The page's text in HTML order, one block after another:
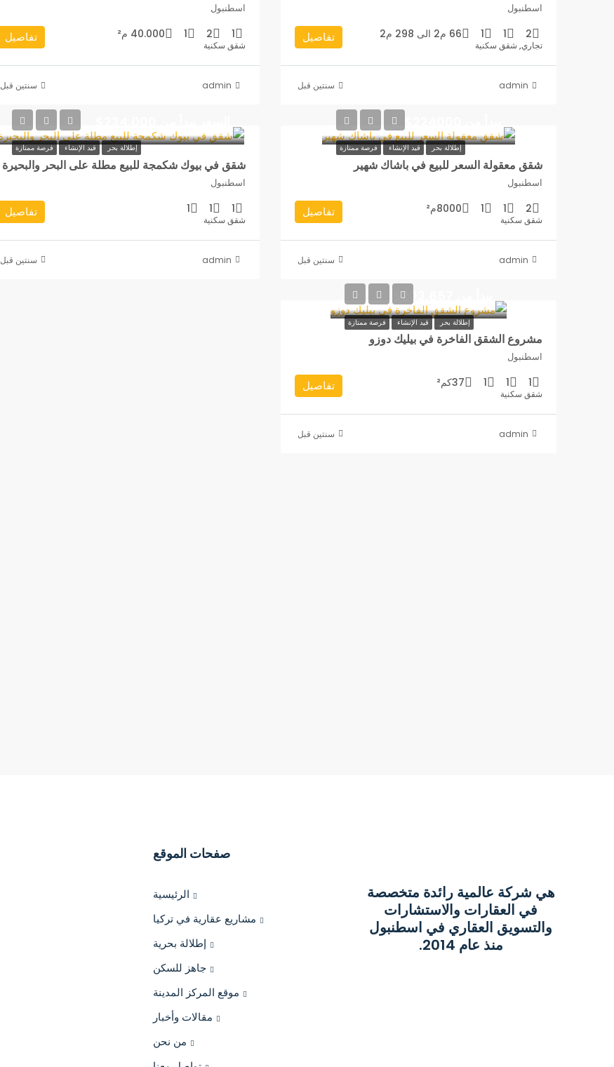
اسطنبول
2
1
1 66 م2 الى 298 م2
تجاري, شقق سكنية
تفاصيل
admin ‏سنتين قبل
اسطنبول
1
2
1 40.000 م²
شقق سكنية
تفاصيل
admin ‏سنتين قبل
إطلالة بحر قيد الإنشاء فرصة ممتازة
شقق معقولة السعر للبيع في باشاك شهير
اسطنبول
2
1
1 8000م²
شقق سكنية
تفاصيل
admin ‏سنتين قبل
إطلالة بحر قيد الإنشاء فرصة ممتازة
شقق في بيوك شكمجة للبيع مطلة على البحر والبحيرة
اسطنبول
1
1
1
شقق سكنية
تفاصيل
admin ‏سنتين قبل
إطلالة بحر قيد الإنشاء فرصة ممتازة
مشروع الشقق الفاخرة في بيليك دوزو
اسطنبول
1
1
1 37كم²
شقق سكنية
تفاصيل
admin ‏سنتين قبل
هي شركة عالمية رائدة متخصصة
في العقارات والاستشارات
والتسويق العقاري في اسطنبول
منذ عام 2014.
صفحات الموقع
الرئيسية
مشاريع عقارية في تركيا
إطلالة بحرية
جاهز للسكن
موقع المركز المدينة
مقالات وأخبار
من نحن